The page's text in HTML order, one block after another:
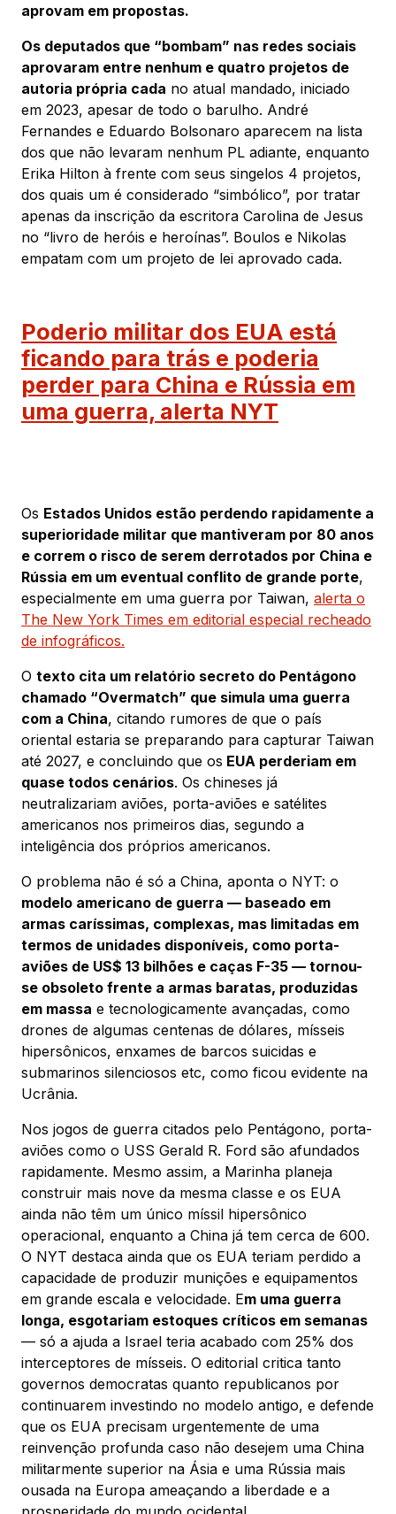
aprovam em propostas.
Os deputados que “bombam” nas redes sociais
aprovaram entre nenhum e quatro projetos de
autoria própria cada no atual mandado, iniciado
em 2023, apesar de todo o barulho. André
Fernandes e Eduardo Bolsonaro aparecem na lista
dos que não levaram nenhum PL adiante, enquanto
Erika Hilton à frente com seus singelos 4 projetos,
dos quais um é considerado “simbólico”, por tratar
apenas da inscrição da escritora Carolina de Jesus
no “livro de heróis e heroínas”. Boulos e Nikolas
empatam com um projeto de lei aprovado cada.
Poderio militar dos EUA está
ficando para trás e poderia
perder para China e Rússia em
uma guerra, alerta NYT
Os Estados Unidos estão perdendo rapidamente a
superioridade militar que mantiveram por 80 anos
e correm o risco de serem derrotados por China e
Rússia em um eventual conflito de grande porte,
especialmente em uma guerra por Taiwan, alerta o
The New York Times em editorial especial recheado
de infográficos.
O texto cita um relatório secreto do Pentágono
chamado “Overmatch” que simula uma guerra
com a China, citando rumores de que o país
oriental estaria se preparando para capturar Taiwan
até 2027, e concluindo que os EUA perderiam em
quase todos cenários. Os chineses já
neutralizariam aviões, porta-aviões e satélites
americanos nos primeiros dias, segundo a
inteligência dos próprios americanos.
O problema não é só a China, aponta o NYT: o
modelo americano de guerra — baseado em
armas caríssimas, complexas, mas limitadas em
termos de unidades disponíveis, como porta-
aviões de US$ 13 bilhões e caças F-35 — tornou-
se obsoleto frente a armas baratas, produzidas
em massa e tecnologicamente avançadas, como
drones de algumas centenas de dólares, mísseis
hipersônicos, enxames de barcos suicidas e
submarinos silenciosos etc, como ficou evidente na
Ucrânia.
Nos jogos de guerra citados pelo Pentágono, porta-
aviões como o USS Gerald R. Ford são afundados
rapidamente. Mesmo assim, a Marinha planeja
construir mais nove da mesma classe e os EUA
ainda não têm um único míssil hipersônico
operacional, enquanto a China já tem cerca de 600.
O NYT destaca ainda que os EUA teriam perdido a
capacidade de produzir munições e equipamentos
em grande escala e velocidade. Em uma guerra
longa, esgotariam estoques críticos em semanas
— só a ajuda a Israel teria acabado com 25% dos
interceptores de mísseis. O editorial critica tanto
governos democratas quanto republicanos por
continuarem investindo no modelo antigo, e defende
que os EUA precisam urgentemente de uma
reinvenção profunda caso não desejem uma China
militarmente superior na Ásia e uma Rússia mais
ousada na Europa ameaçando a liberdade e a